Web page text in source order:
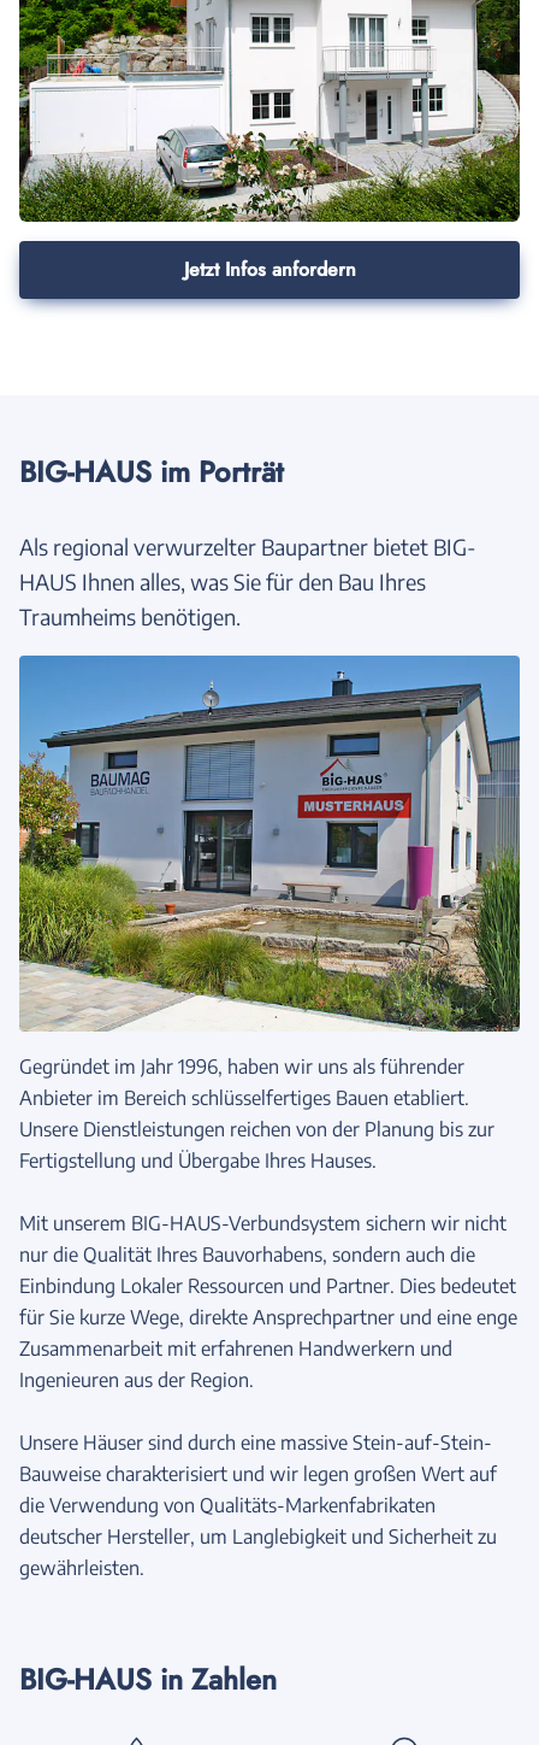
Jetzt Infos anfordern
BIG-HAUS im Porträt
Als regional verwurzelter Baupartner bietet BIG-
HAUS Ihnen alles, was Sie für den Bau Ihres
Traumheims benötigen.
Gegründet im Jahr 1996, haben wir uns als führender
Anbieter im Bereich schlüsselfertiges Bauen etabliert.
Unsere Dienstleistungen reichen von der Planung bis zur
Fertigstellung und Übergabe Ihres Hauses.
Mit unserem BIG-HAUS-Verbundsystem sichern wir nicht
nur die Qualität Ihres Bauvorhabens, sondern auch die
Einbindung Lokaler Ressourcen und Partner. Dies bedeutet
für Sie kurze Wege, direkte Ansprechpartner und eine enge
Zusammenarbeit mit erfahrenen Handwerkern und
Ingenieuren aus der Region.
Unsere Häuser sind durch eine massive Stein-auf-Stein-
Bauweise charakterisiert und wir legen großen Wert auf
die Verwendung von Qualitäts-Markenfabrikaten
deutscher Hersteller, um Langlebigkeit und Sicherheit zu
gewährleisten.
BIG-HAUS in Zahlen